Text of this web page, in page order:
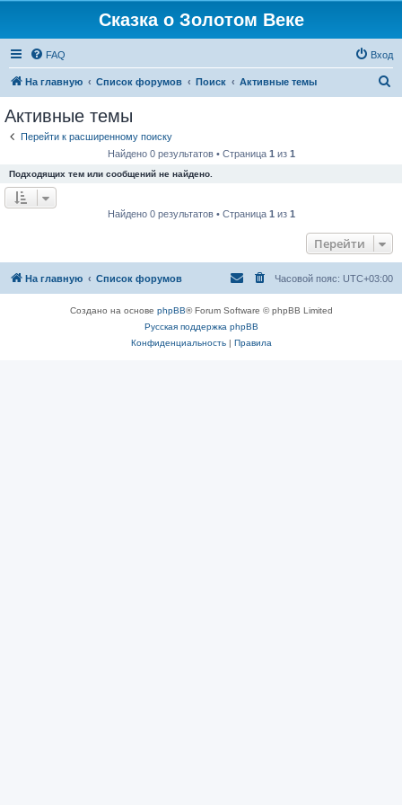
Сказка о Золотом Веке
FAQ Вход
На главную Список форумов Поиск Активные темы
Активные темы
Перейти к расширенному поиску
Найдено 0 результатов • Страница 1 из 1
Подходящих тем или сообщений не найдено.
Найдено 0 результатов • Страница 1 из 1
Перейти
На главную Список форумов Часовой пояс: UTC+03:00
Создано на основе phpBB® Forum Software © phpBB Limited
Русская поддержка phpBB
Конфиденциальность| Правила